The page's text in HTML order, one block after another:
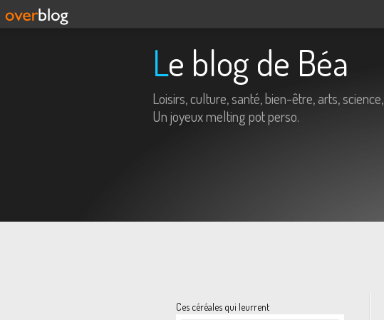
Le blog de Béa
Loisirs, culture, santé, bien-être, arts,
Un joyeux melting pot perso.
Ces céréales qui leurrent